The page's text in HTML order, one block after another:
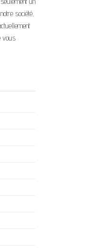
société,
vous